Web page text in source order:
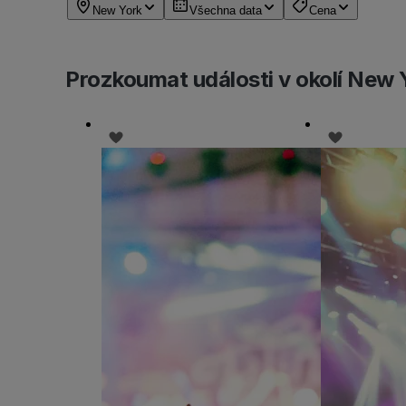
New York Všechna data Cena
Prozkoumat události v okolí New